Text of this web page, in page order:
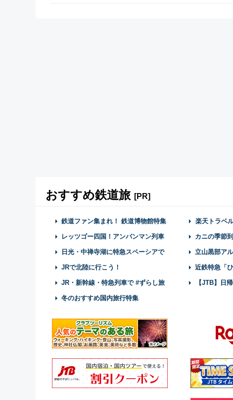
おすすめ鉄道旅 [PR]
鉄道ファン集まれ！ 鉄道博物館特集 楽天トラベ
レッツゴー四国！アンパンマン列車 カニの季節
日光・中禅寺湖に特急スペーシアで 立山黒部ア
JRで北陸に行こう！ 近鉄特急「
JR・新幹線・特急列車で #ずらし旅 【JTB】日
冬のおすすめ国内旅行特集